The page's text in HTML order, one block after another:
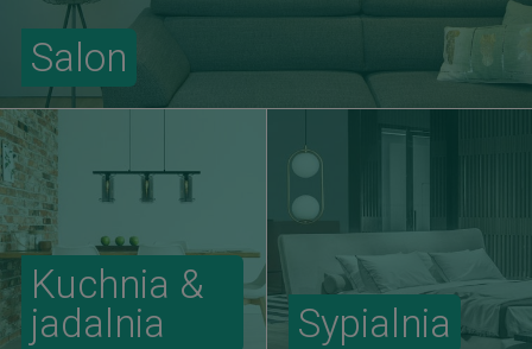
Salon
Kuchnia &
jadalnia
Sypialnia